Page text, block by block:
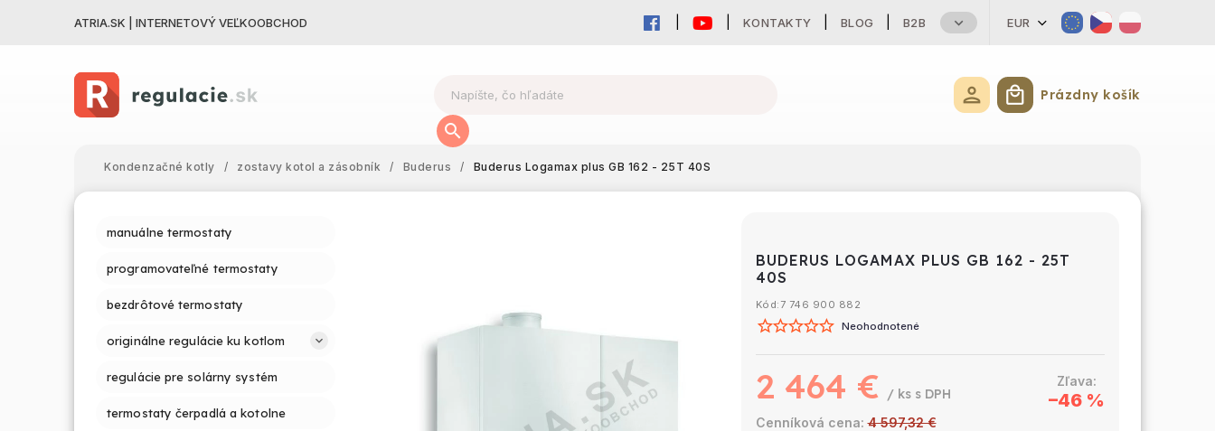
ATRIA.SK | INTERNETOVÝ VEĽKOOBCHOD KONTAKTY BLOG B2B EUR
Nákupný košík
Prázdny košík
Kondenzačné kotly / zostavy kotol a zásobník / Buderus / Buderus Logamax plus GB 162 - 25T 40S
manuálne termostaty
programovateľné termostaty
bezdrôtové termostaty
originálne regulácie ku kotlom
regulácie pre solárny systém
termostaty čerpadlá a kotolne
BUDERUS LOGAMAX PLUS GB 162 - 25T
40S
Kód: 7 746 900 882
Neohodnotené
4 597,32 €
–46 %
2 464 € / ks